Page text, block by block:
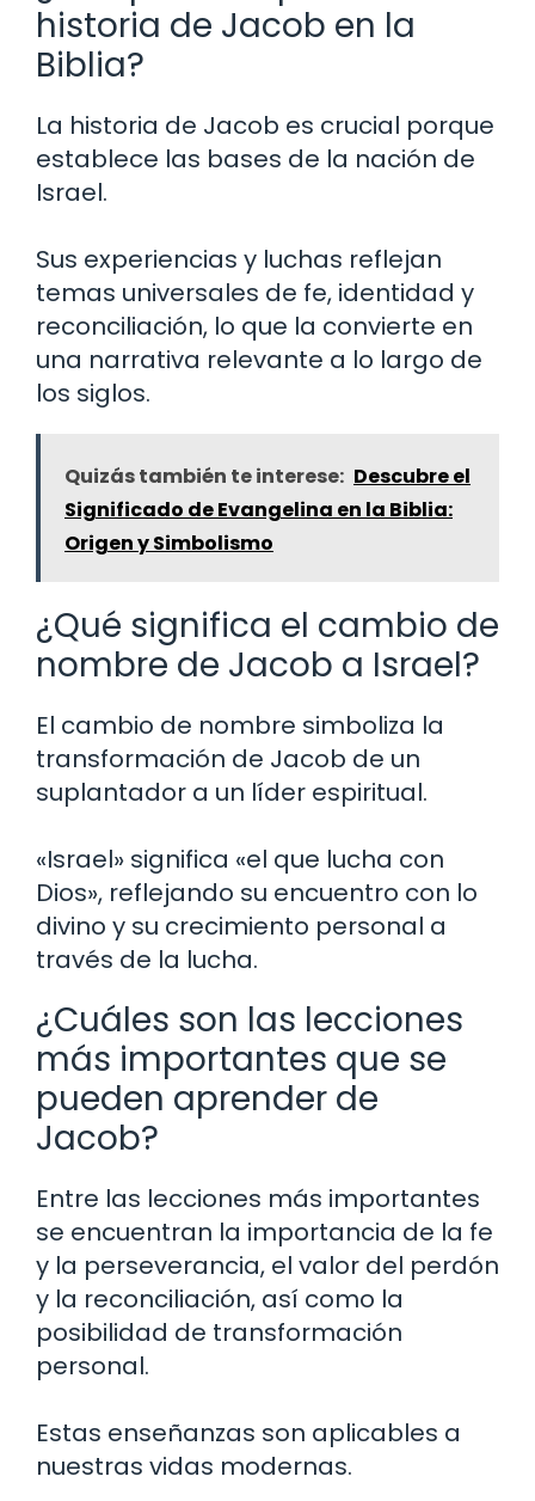
historia de Jacob en la
Biblia?
La historia de Jacob es crucial porque
establece las bases de la nación de
Israel.
Sus experiencias y luchas reflejan
temas universales de fe, identidad y
reconciliación, lo que la convierte en
una narrativa relevante a lo largo de
los siglos.
Quizás también te interese: Descubre el
Significado de Evangelina en la Biblia:
Origen y Simbolismo
¿Qué significa el cambio de
nombre de Jacob a Israel?
El cambio de nombre simboliza la
transformación de Jacob de un
suplantador a un líder espiritual.
«Israel» significa «el que lucha con
Dios», reflejando su encuentro con lo
divino y su crecimiento personal a
través de la lucha.
¿Cuáles son las lecciones
más importantes que se
pueden aprender de
Jacob?
Entre las lecciones más importantes
se encuentran la importancia de la fe
y la perseverancia, el valor del perdón
y la reconciliación, así como la
posibilidad de transformación
personal.
Estas enseñanzas son aplicables a
nuestras vidas modernas.